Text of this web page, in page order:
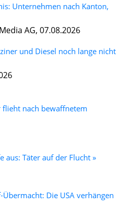
Unternehmen nach Kanton,
AG, 07.08.2026
und Diesel noch lange nicht
flieht nach bewaffnetem
aus: Täter auf der Flucht »
Die USA verhängen